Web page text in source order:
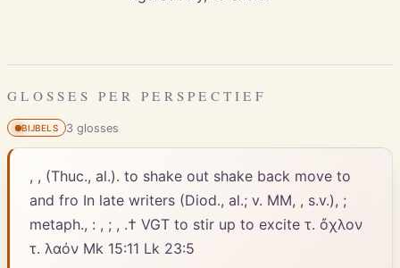
GLOSSES PER PERSPECTIEF
BIJBELS 3glosses
, , (Thuc., al.). to shake out shake back move to
and fro In late writers (Diod., al.; v. MM, , s.v.), ;
metaph., : , ; , .† VGT to stir up to excite τ. ὄχλον
τ. λαόν Mk 15:11 Lk 23:5